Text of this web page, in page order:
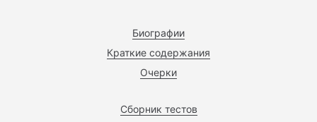
Биографии
Краткие содержания
Очерки
Сборник тестов